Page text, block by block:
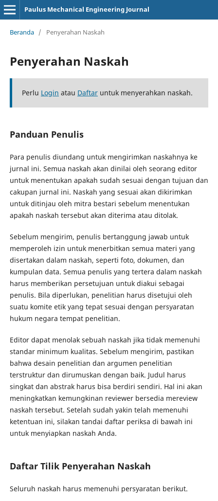
Paulus Mechanical Engineering Journal
Beranda / Penyerahan Naskah
Penyerahan Naskah
Perlu Login atau Daftaruntuk menyerahkan naskah.
Panduan Penulis
Para penulis diundang untuk mengirimkan naskahnya ke
jurnal ini. Semua naskah akan dinilai oleh seorang editor
untuk menentukan apakah sudah sesuai dengan tujuan dan
cakupan jurnal ini. Naskah yang sesuai akan dikirimkan
untuk ditinjau oleh mitra bestari sebelum menentukan
apakah naskah tersebut akan diterima atau ditolak.
Sebelum mengirim, penulis bertanggung jawab untuk
memperoleh izin untuk menerbitkan semua materi yang
disertakan dalam naskah, seperti foto, dokumen, dan
kumpulan data. Semua penulis yang tertera dalam naskah
harus memberikan persetujuan untuk diakui sebagai
penulis. Bila diperlukan, penelitian harus disetujui oleh
suatu komite etik yang tepat sesuai dengan persyaratan
hukum negara tempat penelitian.
Editor dapat menolak sebuah naskah jika tidak memenuhi
standar minimum kualitas. Sebelum mengirim, pastikan
bahwa desain penelitian dan argumen penelitian
terstruktur dan dirumuskan dengan baik. Judul harus
singkat dan abstrak harus bisa berdiri sendiri. Hal ini akan
meningkatkan kemungkinan reviewer bersedia mereview
naskah tersebut. Setelah sudah yakin telah memenuhi
ketentuan ini, silakan tandai daftar periksa di bawah ini
untuk menyiapkan naskah Anda.
Daftar Tilik Penyerahan Naskah
Seluruh naskah harus memenuhi persyaratan berikut.